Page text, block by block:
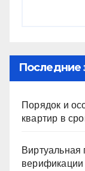
Последние
Порядок и
квартир в
Виртуальная
верификации